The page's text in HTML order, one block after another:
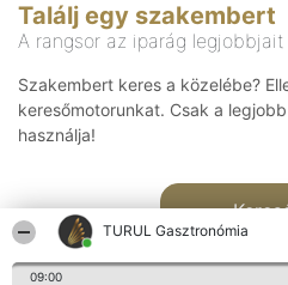
TURUL Gasztronómia
09:00
Találj egy szakembert
A rangsor az iparág
Szakembert keres a közelébe?
keresőmotorunkat. Csak a
használja!